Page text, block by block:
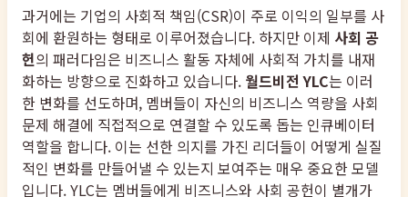
과거에는 기업의 사회적 책임(CSR)이 주로 이익의 일부를 사
회에 환원하는 형태로 이루어졌습니다. 하지만 이제 사회 공
헌의 패러다임은 비즈니스 활동 자체에 사회적 가치를 내재
화하는 방향으로 진화하고 있습니다. 월드비전 YLC는 이러
한 변화를 선도하며, 멤버들이 자신의 비즈니스 역량을 사회
문제 해결에 직접적으로 연결할 수 있도록 돕는 인큐베이터
역할을 합니다. 이는 선한 의지를 가진 리더들이 어떻게 실질
적인 변화를 만들어낼 수 있는지 보여주는 매우 중요한 모델
입니다. YLC는 멤버들에게 비즈니스와 사회 공헌이 별개가